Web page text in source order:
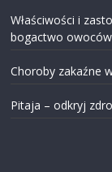
Właściwości i
bogactwo owoców
Choroby zakaźne
Pitaja – odkryj